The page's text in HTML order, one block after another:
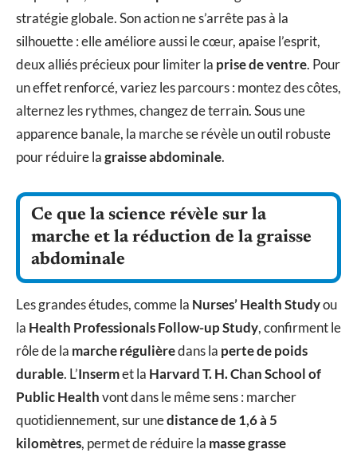
stratégie globale. Son action ne s’arrête pas à la
silhouette : elle améliore aussi le cœur, apaise l’esprit,
deux alliés précieux pour limiter la prise de ventre. Pour
un effet renforcé, variez les parcours : montez des côtes,
alternez les rythmes, changez de terrain. Sous une
apparence banale, la marche se révèle un outil robuste
pour réduire lagraisse abdominale.
Ce que la science révèle sur la
marche et la réduction de la graisse
abdominale
Les grandes études, comme la Nurses’ Health Studyou
la Health Professionals Follow-up Study, confirment le
rôle de la marche régulièredans la perte de poids
durable. L’Insermet la Harvard T. H. Chan School of
Public Healthvont dans le même sens : marcher
quotidiennement, sur unedistance de 1,6 à 5
kilomètres, permet de réduire la masse grasse